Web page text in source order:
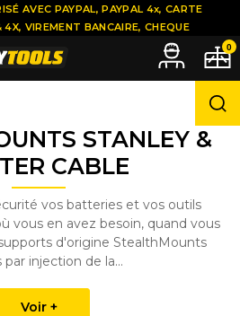
STANLEY &
CABLE
vos batteries et vos outils
vous en avez besoin, quand vous
d'origine StealthMounts
par injection de la...
Voir +
AVEC PAYPAL, PAYPAL 4x, CARTE
4X, VIREMENT BANCAIRE, CHEQUE
0